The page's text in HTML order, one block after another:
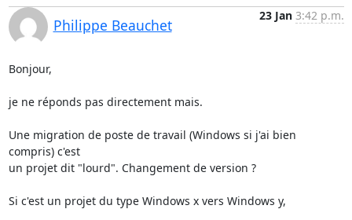
Philippe Beauchet
23 Jan 3:42 p.m.
Bonjour,
je ne réponds pas directement mais.
Une migration de poste de travail (Windows si j'ai bien
compris) c'est
un projet dit "lourd". Changement de version ?
Si c'est un projet du type Windows x vers Windows y,